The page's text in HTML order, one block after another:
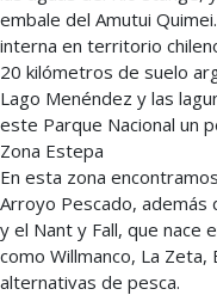
embale del Amutui
interna en territorio
20 kilómetros de suelo
Lago Menéndez y las
este Parque Nacional un
Zona Estepa
En esta zona
Arroyo Pescado, además
y el Nant y Fall, que nace
como Willmanco, La
alternativas de pesca.